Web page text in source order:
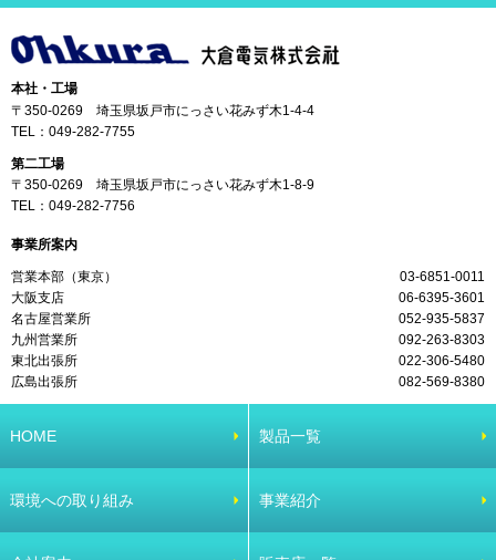
本社・工場
〒350-0269 埼玉県坂戸市にっさい花みず木1-4-4
TEL： 049-282-7755
第二工場
〒350-0269 埼玉県坂戸市にっさい花みず木1-8-9
TEL： 049-282-7756
事業所案内
営業本部（東京）
03-6851-0011
大阪支店
06-6395-3601
名古屋営業所
052-935-5837
九州営業所
092-263-8303
東北出張所
022-306-5480
広島出張所
082-569-8380
HOME 製品一覧
環境への取り組み 事業紹介